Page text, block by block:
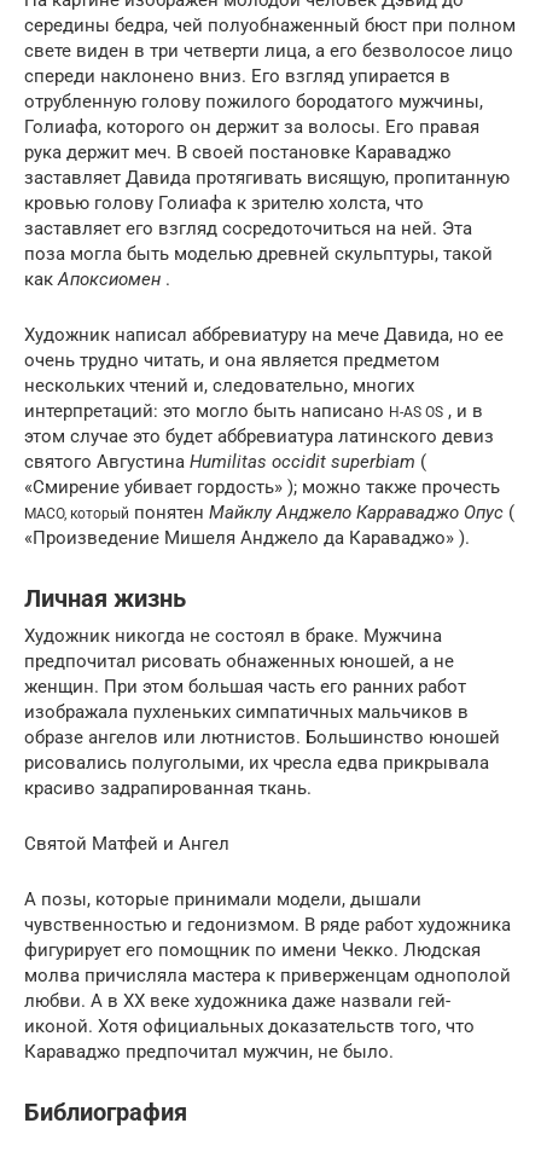
середины бедра, чей полуобнаженный бюст при полном
свете виден в три четверти лица, а его безволосое лицо
спереди наклонено вниз. Его взгляд упирается в
отрубленную голову пожилого бородатого мужчины,
Голиафа, которого он держит за волосы. Его правая
рука держит меч. В своей постановке Караваджо
заставляет Давида протягивать висящую, пропитанную
кровью голову Голиафа к зрителю холста, что
заставляет его взгляд сосредоточиться на ней. Эта
поза могла быть моделью древней скульптуры, такой
какАпоксиомен .
Художник написал аббревиатуру на мече Давида, но ее
очень трудно читать, и она является предметом
нескольких чтений и, следовательно, многих
интерпретаций: это могло быть написано H-AS OS , и в
этом случае это будет аббревиатура латинского девиз
святого Августина Humilitas occidit superbiam (
«Смирение убивает гордость» ); можно также прочесть
MACO, который понятен Майклу Анджело Карраваджо Опус (
«Произведение Мишеля Анджело да Караваджо» ).
Личная жизнь
Художник никогда не состоял в браке. Мужчина
предпочитал рисовать обнаженных юношей, а не
женщин. При этом большая часть его ранних работ
изображала пухленьких симпатичных мальчиков в
образе ангелов или лютнистов. Большинство юношей
рисовались полуголыми, их чресла едва прикрывала
красиво задрапированная ткань.
Святой Матфей и Ангел
А позы, которые принимали модели, дышали
чувственностью и гедонизмом. В ряде работ художника
фигурирует его помощник по имени Чекко. Людская
молва причисляла мастера к приверженцам однополой
любви. А в XX веке художника даже назвали гей-
иконой. Хотя официальных доказательств того, что
Караваджо предпочитал мужчин, не было.
Библиография